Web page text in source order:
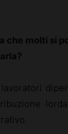
che molti si